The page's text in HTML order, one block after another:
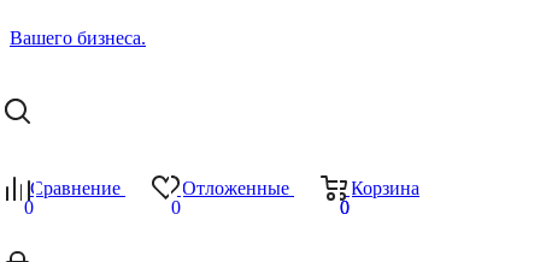
Сравнение
0
Отложенные
0
Корзина
0
0